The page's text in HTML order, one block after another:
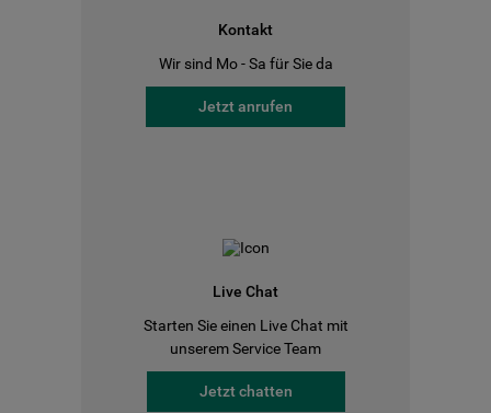
Kontakt
Wir sind Mo - Sa für Sie da
Jetzt anrufen
Live Chat
Starten Sie einen Live Chat mit
unserem Service Team
Jetzt chatten